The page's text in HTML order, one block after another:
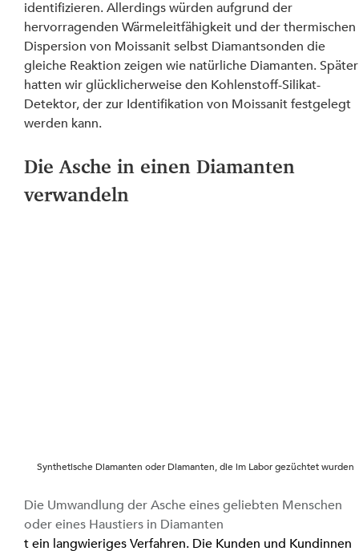
identifizieren. Allerdings würden aufgrund der
hervorragenden Wärmeleitfähigkeit und der thermischen
Dispersion von Moissanit selbst Diamantsonden die
gleiche Reaktion zeigen wie natürliche Diamanten.
hatten wir glücklicherweise den Kohlenstoff-Silikat-
Detektor, der zur Identifikation von Moissanit festgelegt
werden kann.
Die Asche in einen Diamanten
verwandeln
Synthetische Diamanten oder Diamanten, die im Labor gezüchtet wurden
Die Umwandlung der Asche eines geliebten Menschen
oder eines Haustiers in Diamanten
t ein langwieriges Verfahren. Die Kunden und Kundinnen